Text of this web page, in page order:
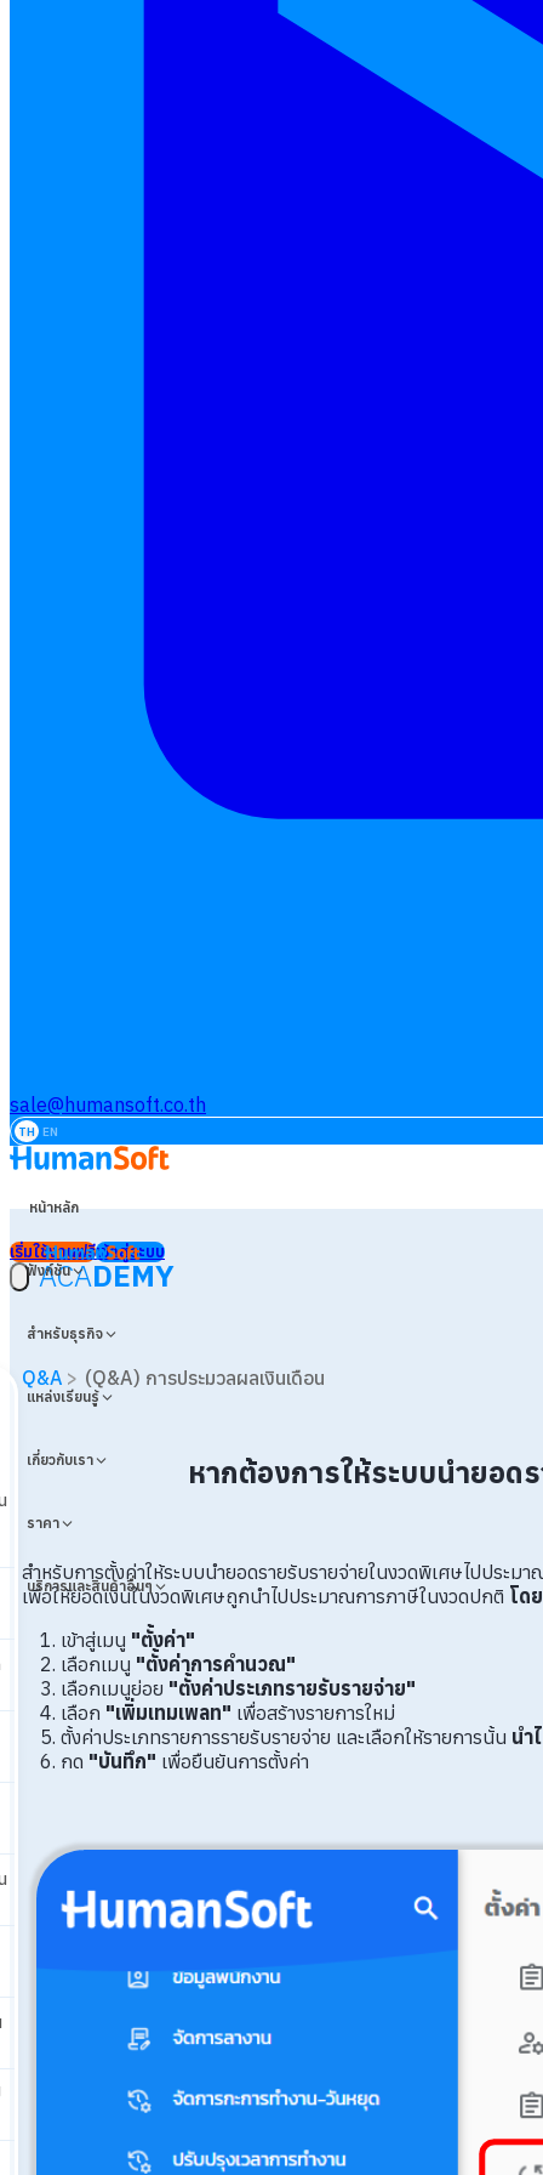
sale@humansoft.co.th
TH EN
หน้าหลัก
ฟังก์ชัน
สำหรับธุรกิจ
แหล่งเรียนรู้
เกี่ยวกับเรา
ราคา
บริการและสินค้าอื่นๆ
เริ่มใช้งานฟรีเข้าสู่ระบบ
ACADEMY
Q&A > (Q&A) การประมวลผลเงินเดือน
หากต้องการให้ระบบนำยอ
สำหรับการตั้งค่าให้ระบบนำยอดรายรับรายจ่ายในงวดพิเศษไปประม
เพื่อให้ยอดเงินในงวดพิเศษถูกนำไปประมาณการภาษีในงวดปกติ โด
เข้าสู่เมนู "ตั้งค่า"
เลือกเมนู "ตั้งค่าการคำนวณ"
เลือกเมนูย่อย "ตั้งค่าประเภทรายรับรายจ่าย"
เลือก "เพิ่มเทมเพลท" เพื่อสร้างรายการใหม่
ตั้งค่าประเภทรายการรายรับรายจ่าย และเลือกให้รายการนั้น นำ
กด "บันทึก" เพื่อยืนยันการตั้งค่า